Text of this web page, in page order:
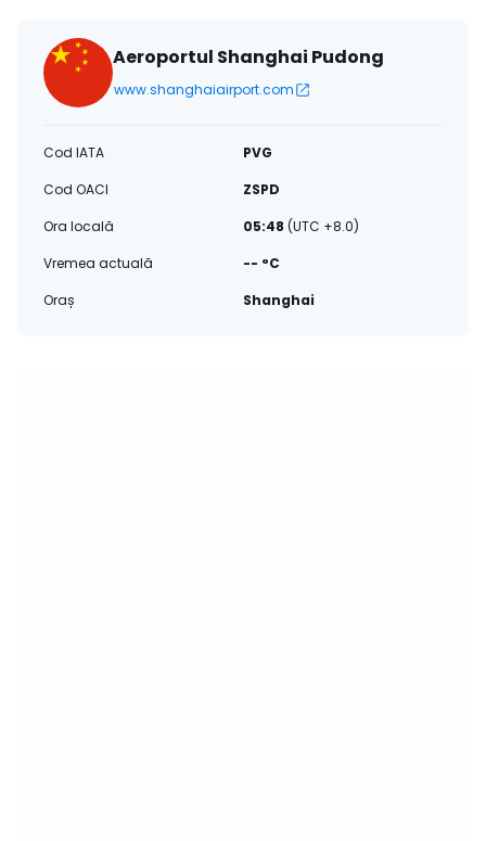
Aeroportul Shanghai Pudong
www.shanghaiairport.com
Cod IATA
PVG
Cod OACI
ZSPD
Ora locală
05:48 (UTC +8.0)
Vremea actuală
-- °C
Oraș
Shanghai